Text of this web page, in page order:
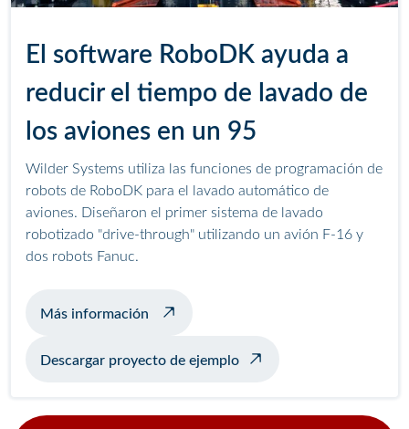
El software RoboDK ayuda a
reducir el tiempo de lavado de
los aviones en un 95
Wilder Systems utiliza las funciones de programación de
robots de RoboDK para el lavado automático de
aviones. Diseñaron el primer sistema de lavado
robotizado "drive-through" utilizando un avión F-16 y
dos robots Fanuc.
Más información sobre el lavado automático de aviones
Descargar proyecto de ejemplo